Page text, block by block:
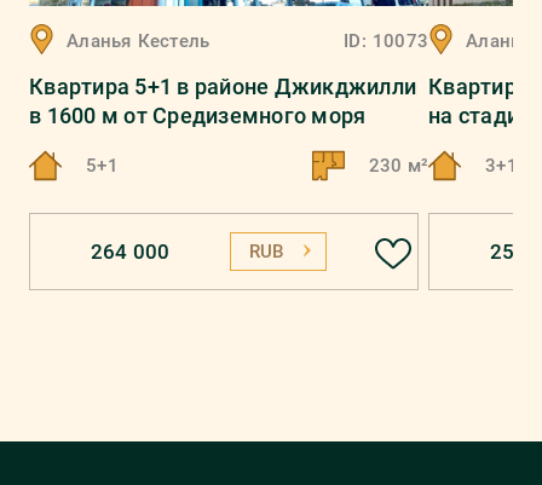
Аланья Кестель ID: 10073
Квартира 5+1 в районе Джикджилли
в 1600 м от Средиземного моря
5+1 230 м²
264 000 RUB
Аланья
Квартира
на стадии
3+1
253